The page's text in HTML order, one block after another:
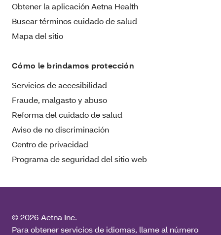
Obtener la aplicación Aetna Health
Buscar términos cuidado de salud
Mapa del sitio
Cómo le brindamos protección
Servicios de accesibilidad
Fraude, malgasto y abuso
Reforma del cuidado de salud
Aviso de no discriminación
Centro de privacidad
Programa de seguridad del sitio web
© 2026 Aetna Inc.
Para obtener servicios de idiomas, llame al número